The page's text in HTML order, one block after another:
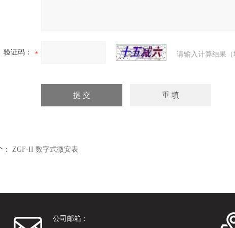
验证码： 请输入计算结果
ZGF-II 数字式微安表
公司邮箱：